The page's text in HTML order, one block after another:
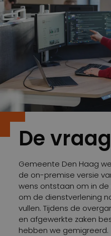
De vraag
Gemeente Den Haag
de on-premise versie
wens ontstaan om in
om de dienstverlening
vullen. Tijdens de
en afgewerkte zaken
hebben we gemigreerd.